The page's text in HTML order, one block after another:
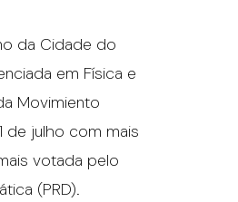
da Cidade do
em Física e
Movimiento
de julho com mais
votada pelo
(PRD).